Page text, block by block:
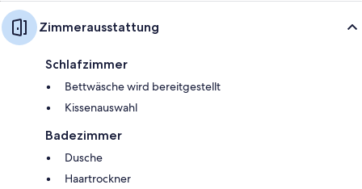
Zimmerausstattung
Schlafzimmer
Bettwäsche wird bereitgestellt
Kissenauswahl
Badezimmer
Dusche
Haartrockner